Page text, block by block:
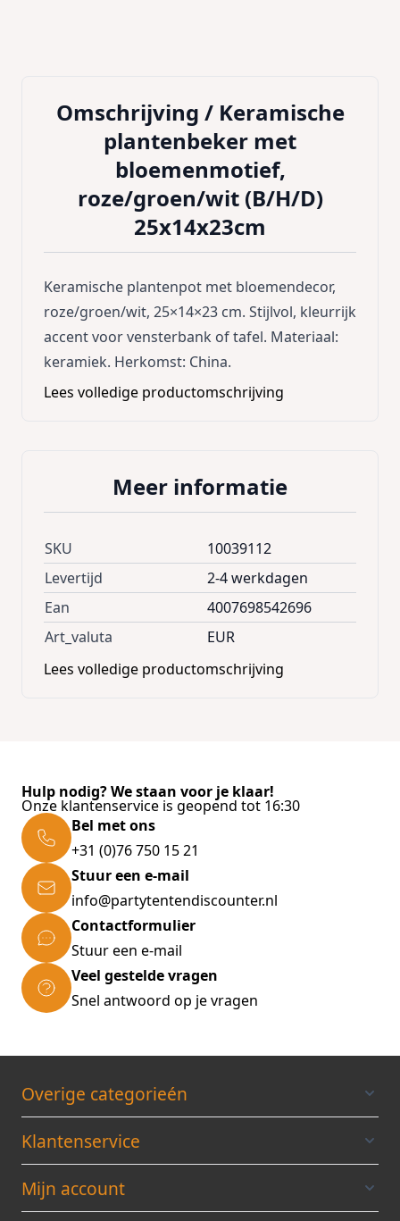
Omschrijving / Keramische
plantenbeker met
bloemenmotief,
roze/groen/wit (B/H/D)
25x14x23cm
Keramische plantenpot met bloemendecor,
roze/groen/wit, 25×14×23 cm. Stijlvol, kleurrijk
accent voor vensterbank of tafel. Materiaal:
keramiek. Herkomst: China.
Lees volledige productomschrijving
Meer informatie
SKU
10039112
Levertijd
2-4 werkdagen
Ean
4007698542696
Art_valuta
EUR
Lees volledige productomschrijving
Hulp nodig? We staan voor je klaar!
Onze klantenservice is geopend tot 16:30
Bel met ons
+31 (0)76 750 15 21
Stuur een e-mail
info@partytentendiscounter.nl
Contactformulier
Stuur een e-mail
Veel gestelde vragen
Snel antwoord op je vragen
Overige categorieén
Klantenservice
Mijn account